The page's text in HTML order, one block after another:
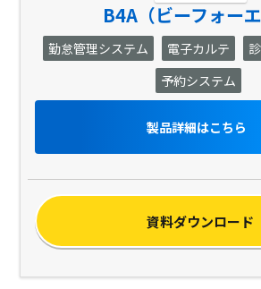
B4A（ビーフォーエ
勤怠管理システム 電子カルテ
予約システム
製品詳細はこちら
資料ダウンロード